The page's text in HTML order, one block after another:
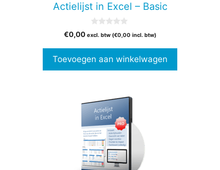
Actielijst in Excel – Basic
v
5
€0,00 excl. btw (€0,00 incl. btw)
Toevoegen aan winkelwagen